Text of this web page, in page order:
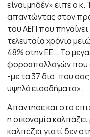
είναι μηδέν» είπε ο
απαντώντας στον
του ΑΕΠ που
τελευταία χρόνια
48% στην ΕΕ... Το
φοροαπαλλαγών που
-με τα 37 δισ. που
υψηλά εισοδήματα».
Απάντησε και στο
η οικονομία
καλπάζει γιατί δεν